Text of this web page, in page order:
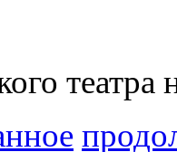
театра